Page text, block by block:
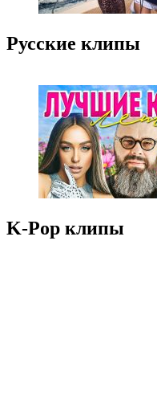
Русские клипы
K-Pop клипы